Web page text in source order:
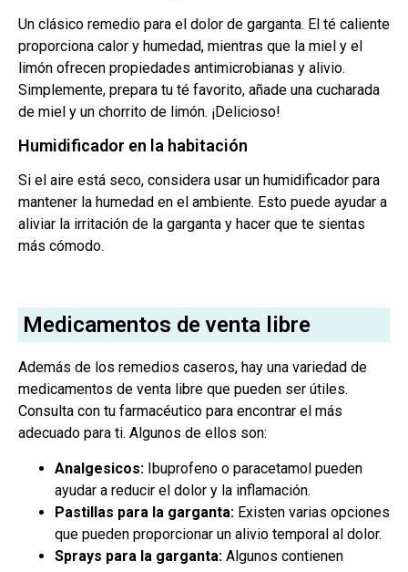
Un clásico remedio para el dolor de garganta. El té caliente
proporciona calor y humedad, mientras que la miel y el
limón ofrecen propiedades antimicrobianas y alivio.
Simplemente, prepara tu té favorito, añade una cucharada
de miel y un chorrito de limón. ¡Delicioso!
Humidificador en la habitación
Si el aire está seco, considera usar un humidificador para
mantener la humedad en el ambiente. Esto puede ayudar a
aliviar la irritación de la garganta y hacer que te sientas
más cómodo.
Medicamentos de venta libre
Además de los remedios caseros, hay una variedad de
medicamentos de venta libre que pueden ser útiles.
Consulta con tu farmacéutico para encontrar el más
adecuado para ti. Algunos de ellos son:
Analgesicos: Ibuprofeno o paracetamol pueden
ayudar a reducir el dolor y la inflamación.
Pastillas para la garganta: Existen varias opciones
que pueden proporcionar un alivio temporal al dolor.
Sprays para la garganta: Algunos contienen